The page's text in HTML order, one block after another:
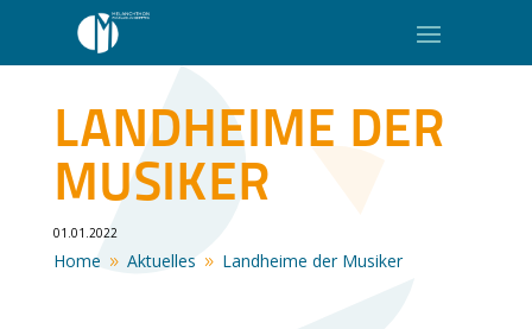
LANDHEIME DER
MUSIKER
01.01.2022
Home 9 Aktuelles 9 Landheime der Musiker